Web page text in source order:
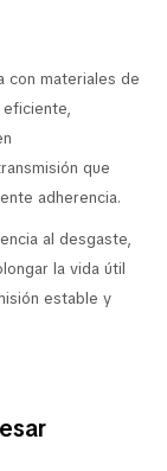
con materiales de
eficiente,
que
adherencia.
al desgaste,
la vida útil
estable y